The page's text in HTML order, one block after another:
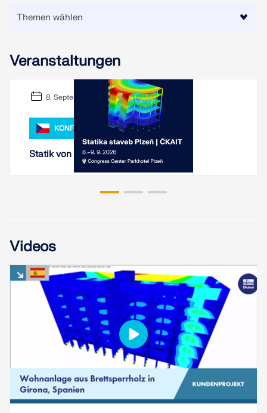
Veranstaltungen
8. September 2026 - 9. September 2026
KONFERENZ
Statik von Bauten Pilsen 2026
Videos